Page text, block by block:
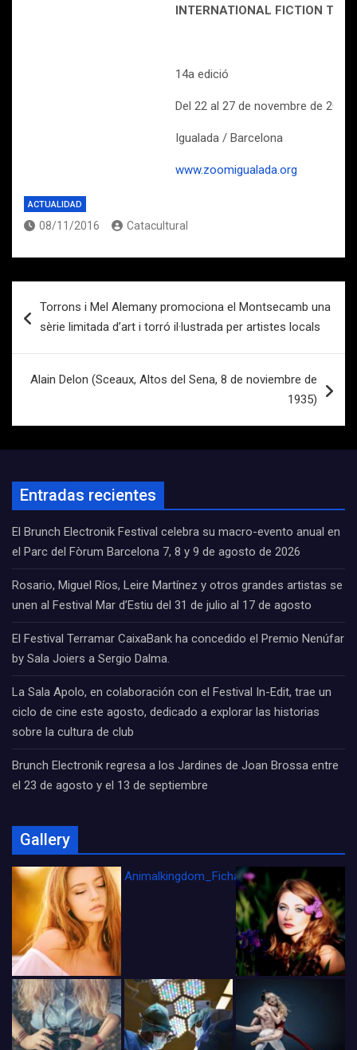
INTERNATIONAL FICTION TV
14a edició
Del 22 al 27 de novembre de 2016
Igualada / Barcelona
www.zoomigualada.org
ACTUALIDAD
08/11/2016 Catacultural
de
Torrons i Mel Alemany promociona el Montsecamb una
sèrie limitada d’art i torró il·lustrada per artistes locals
Alain Delon (Sceaux, Altos del Sena, 8 de noviembre de
1935)
Entradas recientes
El Brunch Electronik Festival celebra su macro-evento anual en
el Parc del Fòrum Barcelona 7, 8 y 9 de agosto de 2026
Rosario, Miguel Ríos, Leire Martínez y otros grandes artistas se
unen al Festival Mar d’Estiu del 31 de julio al 17 de agosto
El Festival Terramar CaixaBank ha concedido el Premio Nenúfar
by Sala Joiers a Sergio Dalma.
La Sala Apolo, en colaboración con el Festival In-Edit, trae un
ciclo de cine este agosto, dedicado a explorar las historias
sobre la cultura de club
Brunch Electronik regresa a los Jardines de Joan Brossa entre
el 23 de agosto y el 13 de septiembre
Gallery
Animalkingdom_FichaCine